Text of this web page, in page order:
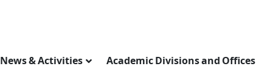
News & Activities Academic Divisions and Offices